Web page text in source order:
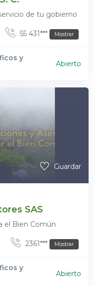
de tu gobierno
55 431*** Mostrar
y
Abierto
Guardar
SAS
el Bien Común
2361*** Mostrar
y
Abierto